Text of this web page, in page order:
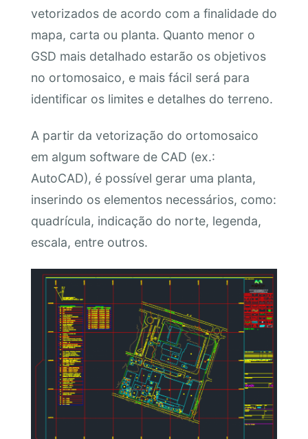
vetorizados de acordo com a finalidade do
mapa, carta ou planta. Quanto menor o
GSD mais detalhado estarão os objetivos
no ortomosaico, e mais fácil será para
identificar os limites e detalhes do terreno.
A partir da vetorização do ortomosaico
em algum software de CAD (ex.:
AutoCAD), é possível gerar uma planta,
inserindo os elementos necessários, como:
quadrícula, indicação do norte, legenda,
escala, entre outros.